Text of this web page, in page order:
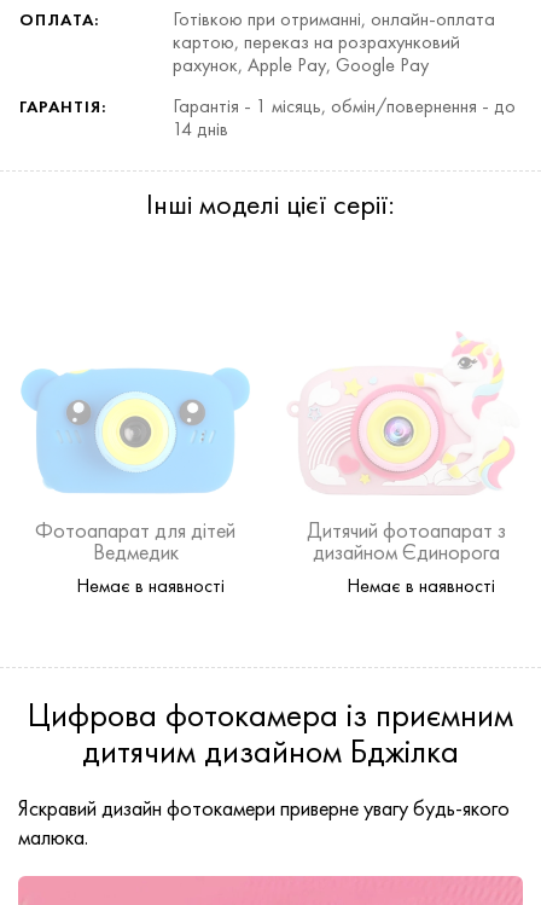
ОПЛАТА:
Готівкою при отриманні, онлайн-оплата
картою, переказ на розрахунковий
рахунок, Apple Pay, Google Pay
ГАРАНТІЯ:
Гарантія - 1 місяць, обмін/повернення - до
14 днів
Інші моделі цієї серії:
Фотоапарат для дітей
Ведмедик
Немає в наявності
Дитячий фотоапарат з
дизайном Єдинорога
рожевого кольору
Немає в наявності
Цифрова фотокамера із приємним
дитячим дизайном Бджілка
Яскравий дизайн фотокамери приверне увагу будь-якого
малюка.